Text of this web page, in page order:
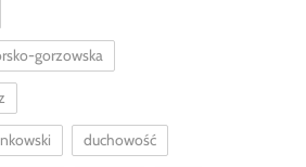
gorzowska
duchowość